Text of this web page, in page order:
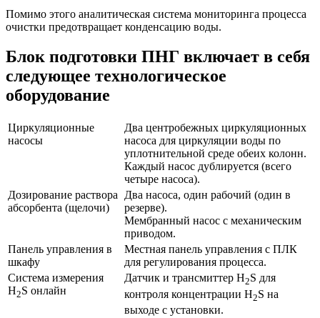
Помимо этого аналитическая система мониторинга процесса
очистки предотвращает конденсацию воды.
Блок подготовки ПНГ включает в себя
следующее технологическое
оборудование
Циркуляционные
насосы
Два центробежных циркуляционных
насоса для циркуляции воды по
уплотнительной среде обеих колонн.
Каждый насос дублируется (всего
четыре насоса).
Дозирование раствора
абсорбента (щелочи)
Два насоса, один рабочий (один в
резерве).
Мембранный насос с механическим
приводом.
Панель управления в
шкафу
Местная панель управления с ПЛК
для регулирования процесса.
Система измерения
H2S онлайн
Датчик и трансмиттер H2S для
контроля концентрации H2S на
выходе с установки.